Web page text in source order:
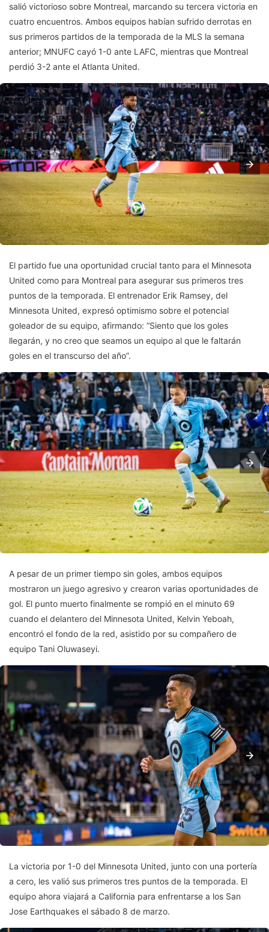
salió victorioso sobre Montreal, marcando su tercera victoria en
cuatro encuentros. Ambos equipos habían sufrido derrotas en
sus primeros partidos de la temporada de la MLS la semana
anterior; MNUFC cayó 1-0 ante LAFC, mientras que Montreal
perdió 3-2 ante el Atlanta United.
El partido fue una oportunidad crucial tanto para el Minnesota
United como para Montreal para asegurar sus primeros tres
puntos de la temporada. El entrenador Erik Ramsey, del
Minnesota United, expresó optimismo sobre el potencial
goleador de su equipo, afirmando: “Siento que los goles
llegarán, y no creo que seamos un equipo al que le faltarán
goles en el transcurso del año”.
A pesar de un primer tiempo sin goles, ambos equipos
mostraron un juego agresivo y crearon varias oportunidades de
gol. El punto muerto finalmente se rompió en el minuto 69
cuando el delantero del Minnesota United, Kelvin Yeboah,
encontró el fondo de la red, asistido por su compañero de
equipo Tani Oluwaseyi.
La victoria por 1-0 del Minnesota United, junto con una portería
a cero, les valió sus primeros tres puntos de la temporada. El
equipo ahora viajará a California para enfrentarse a los San
Jose Earthquakes el sábado 8 de marzo.